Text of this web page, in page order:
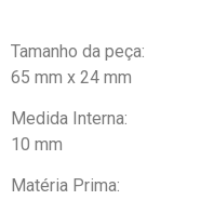
Tamanho da peça:
65 mm x 24 mm
Medida Interna:
10 mm
Matéria Prima: